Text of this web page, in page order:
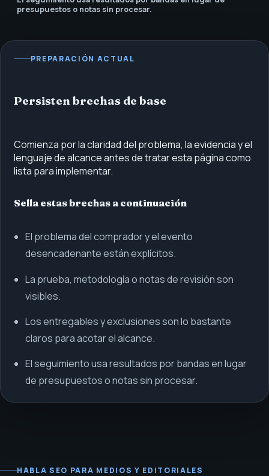
presupuestos o notas sin procesar.
PREPARACIÓN ACTUAL
Persisten brechas de base
Comienza por la claridad del problema, la evidencia y el
lenguaje de alcance antes de tratar esta página como
lista para implementar.
Sella estas brechas a continuación
El problema del comprador y el evento
desencadenante están explícitos.
La prueba, metodología o notas de revisión son
visibles.
Los entregables y exclusiones son lo bastante
claros para acotar el alcance.
El seguimiento usa resultados por bandas en lugar
de presupuestos o notas sin procesar.
HABLA SEO PARA MEDIOS Y EDITORIALES